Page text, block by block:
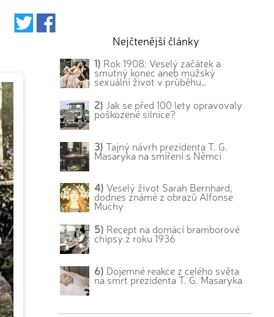
Nejčtenější články
1) Rok 1908: Veselý začátek a
smutný konec aneb mužský
sexuální život v průběhu…
2) Jak se před 100 lety opravovaly
poškozené silnice?
3) Tajný návrh prezidenta T. G.
Masaryka na smíření s Němci
4) Veselý život Sarah Bernhard,
dodnes známé z obrazů Alfonse
Muchy
5) Recept na domácí bramborové
chipsy z roku 1936
6) Dojemné reakce z celého světa
na smrt prezidenta T. G. Masaryka